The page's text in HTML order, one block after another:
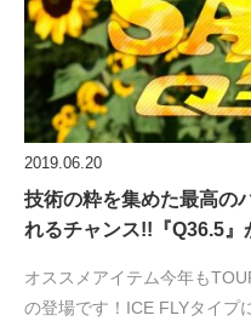
2019.06.20
技術の粋を集めた最高の
れるチャンス!!『Q36.5』
オススメアイテム今年も
の登場です！ICE FLYタイプ